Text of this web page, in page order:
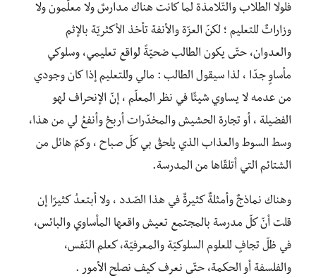
فلولا الطلاب والتّلامذة لما كانت هناك مدارسٌ ولا معلّمون ولا
وزاراتٌ للتعليم ؛ لكنّ العزّة والأنفة تأخذ الأكثريّة بالإثم
والعدوان، حتّى يكون الطالب ضحيّةً لواقع تعليمي، وسلوكي
مأساوٍ جدّا ، لذا سيقول الطالب : مالي وللتعليم إذا كان وجودي
من عدمه لا يساوي شيئًا في نظر المعلّم ، إنّ الإنحراف لهو
الفضيلة ، أو تجارة الحشيش والمخدّرات أربحُ وأنفعُ لي من هذا،
وسط السوط والعذاب الذي يلحقُ بي كلّ صباح ، وكمّ هائل من
الشتائم التي أتلقّاها من المدرسة.
وهناك نماذجٌ وأمثلةٌ كثيرةٌ في هذا الصّدد ، ولا أبتعدُ كثيرًا إن
قلت أنّ كلّ مدرسة بالمجتمع تعيش واقعها المأساوي والبائس،
في ظلّ تجافٍ للعلوم السلوكيّة والمعرفيّة، كعلم النّفس،
والفلسفة أو الحكمة، حتّى نعرف كيف نصلح الأمور .